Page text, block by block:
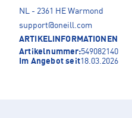
NL - 2361 HE Warmond
support@oneill.com
ARTIKELINFORMATIONEN
Artikelnummer:549082140
Im Angebot seit18.03.2026